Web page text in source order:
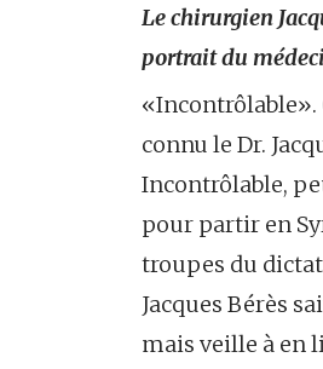
Le chirurgien
portrait du
«Incontrôlable».
connu le Dr.
Incontrôlable,
pour partir en
troupes du
Jacques Bérès
mais veille à en